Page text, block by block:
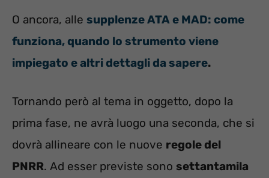
O ancora, alle supplenze ATA e MAD: come
funziona, quando lo strumento viene
impiegato e altri dettagli da sapere.
Tornando però al tema in oggetto, dopo la
prima fase, ne avrà luogo una seconda, che si
dovrà allineare con le nuove regole del
PNRR. Ad esser previste sono settantamila